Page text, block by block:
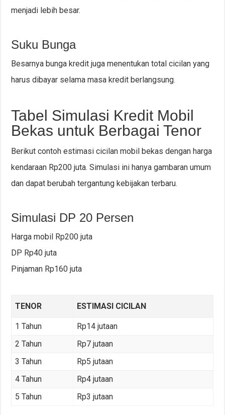
menjadi lebih besar.
Suku Bunga
Besarnya bunga kredit juga menentukan total cicilan yang
harus dibayar selama masa kredit berlangsung.
Tabel Simulasi Kredit Mobil
Bekas untuk Berbagai Tenor
Berikut contoh estimasi cicilan mobil bekas dengan harga
kendaraan Rp200 juta. Simulasi ini hanya gambaran umum
dan dapat berubah tergantung kebijakan terbaru.
Simulasi DP 20 Persen
Harga mobil Rp200 juta
DP Rp40 juta
Pinjaman Rp160 juta
TENOR ESTIMASI CICILAN
1 Tahun
Rp14 jutaan
2 Tahun
Rp7 jutaan
3 Tahun
Rp5 jutaan
4 Tahun
Rp4 jutaan
5 Tahun
Rp3 jutaan